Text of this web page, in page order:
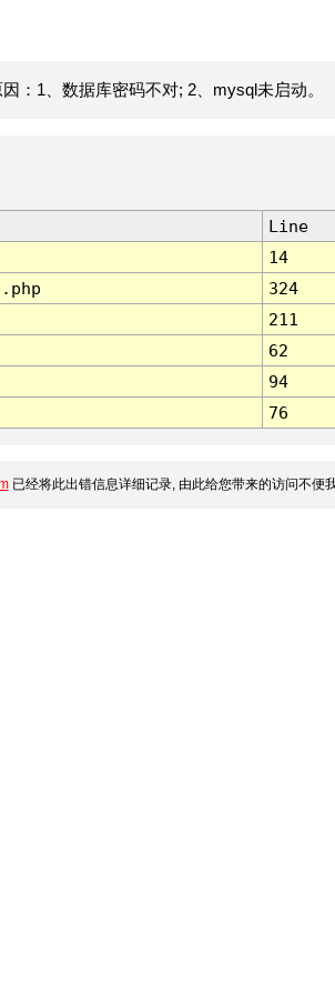
：1、数据库密码不对; 2、mysql未启动。
Line
14
324
211
62
94
76
已经将此出错信息详细记录, 由此给您带来的访问不便